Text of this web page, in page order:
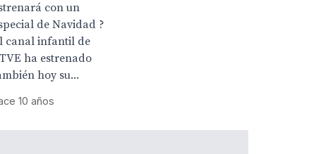
con un
de Navidad ?
canal infantil de
ha estrenado
hoy su...
10 años